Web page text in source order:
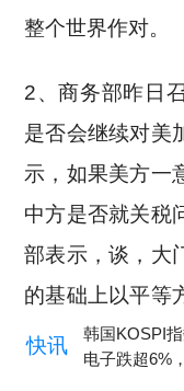
整个世界作对。
2、商务部昨日
是否会继续对美
示，如果美方一
中方是否就关税
部表示，谈，大
的基础上以平等
底。施压、威胁
快讯
韩国KOSPI
电子跌超6%